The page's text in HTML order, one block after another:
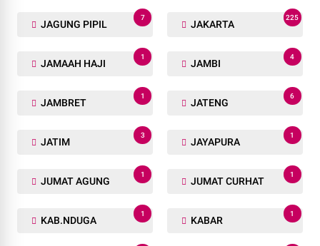
JAGUNG PIPIL
7
JAKARTA
225
JAMAAH HAJI
1
JAMBI
4
JAMBRET
1
JATENG
6
JATIM
3
JAYAPURA
1
JUMAT AGUNG
1
JUMAT CURHAT
1
KAB.NDUGA
1
KABAR
1